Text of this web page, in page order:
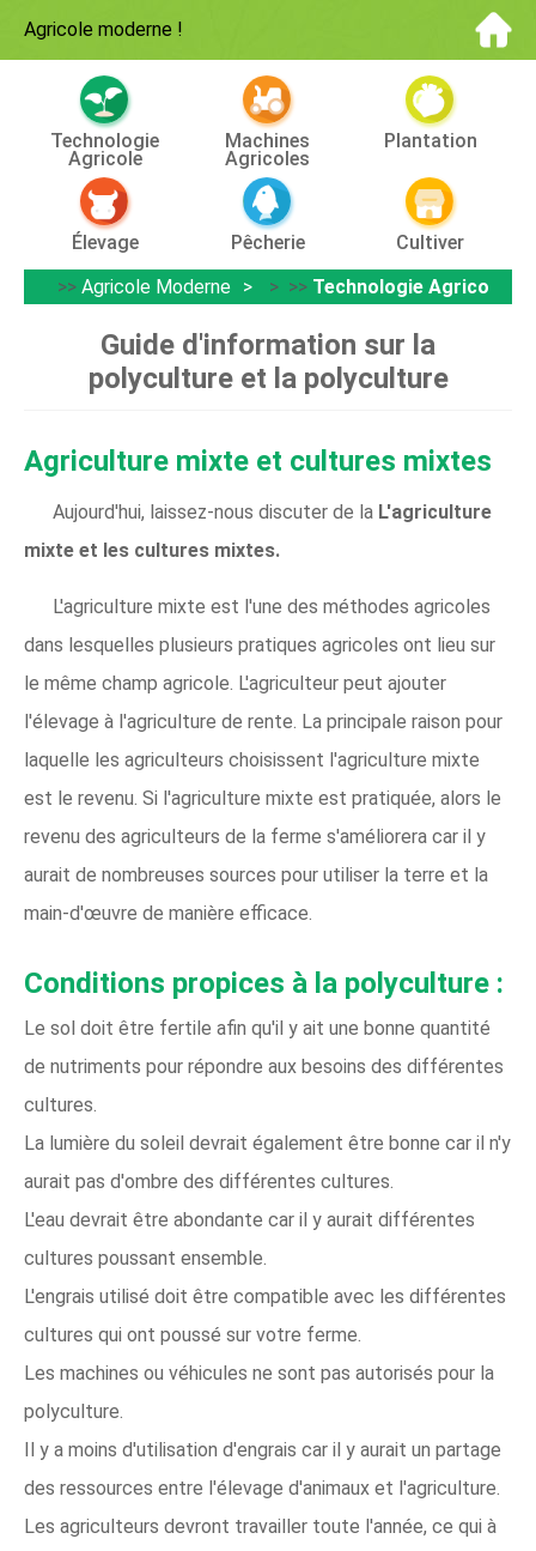
Agricole moderne !
Technologie
Agricole
Machines
Agricoles
Plantation
Élevage Pêcherie
Cultiver
>> Agricole Moderne > >> Technologie Agricole
Guide d'information sur la
polyculture et la polyculture
Agriculture mixte et cultures mixtes
Aujourd'hui, laissez-nous discuter de la L'agriculture
mixte et les cultures mixtes.
L'agriculture mixte est l'une des méthodes agricoles
dans lesquelles plusieurs pratiques agricoles ont lieu sur
le même champ agricole. L'agriculteur peut ajouter
l'élevage à l'agriculture de rente. La principale raison pour
laquelle les agriculteurs choisissent l'agriculture mixte
est le revenu. Si l'agriculture mixte est pratiquée, alors le
revenu des agriculteurs de la ferme s'améliorera car il y
aurait de nombreuses sources pour utiliser la terre et la
main-d'œuvre de manière efficace.
Conditions propices à la polyculture :
Le sol doit être fertile afin qu'il y ait une bonne quantité
de nutriments pour répondre aux besoins des différentes
cultures.
La lumière du soleil devrait également être bonne car il n'y
aurait pas d'ombre des différentes cultures.
L'eau devrait être abondante car il y aurait différentes
cultures poussant ensemble.
L'engrais utilisé doit être compatible avec les différentes
cultures qui ont poussé sur votre ferme.
Les machines ou véhicules ne sont pas autorisés pour la
polyculture.
Il y a moins d'utilisation d'engrais car il y aurait un partage
des ressources entre l'élevage d'animaux et l'agriculture.
Les agriculteurs devront travailler toute l'année, ce qui à